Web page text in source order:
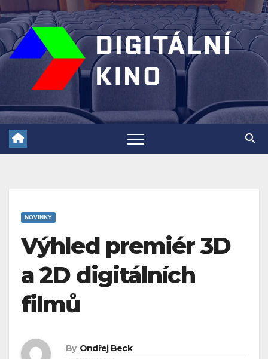
Skip
to
content
NOVINKY
Výhled premiér 3D
a 2D digitálních
filmů
By Ondřej Beck